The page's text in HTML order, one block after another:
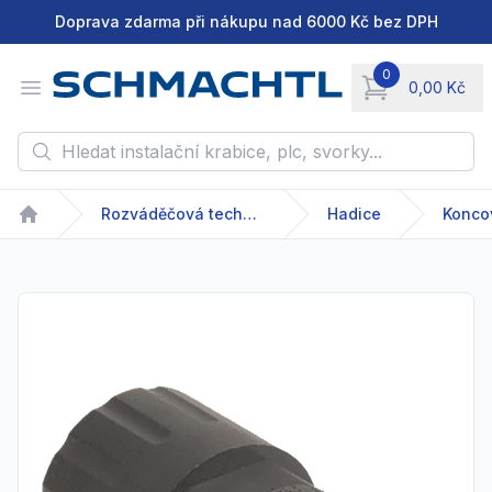
Doprava zdarma při nákupu nad 6000 Kč bez DPH
Open menu
0
0,00 Kč
items in cart,
Hledat instalační krabice, plc, svorky...
Home
Rozváděčová technika Hadice